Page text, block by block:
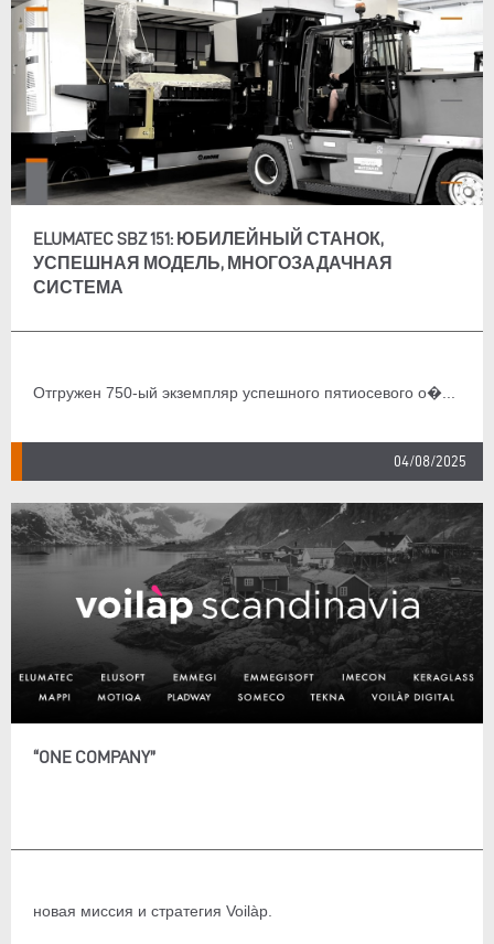
ELUMATEC SBZ 151: ЮБИЛЕЙНЫЙ СТАНОК,
УСПЕШНАЯ МОДЕЛЬ, МНОГОЗАДАЧНАЯ
СИСТЕМА
Отгружен 750-ый экземпляр успешного пятиосевого о�...
04/08/2025
“ONE COMPANY”
новая миссия и стратегия Voilàp.